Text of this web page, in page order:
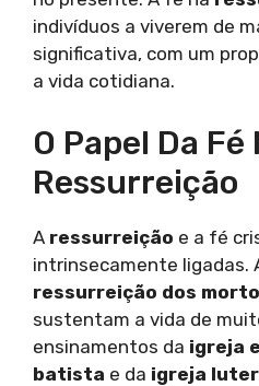
indivíduos a viverem de
significativa, com um
a vida cotidiana.
O Papel Da Fé
Ressurreição
A ressurreição e a fé
intrinsecamente ligadas.
ressurreição dos
sustentam a vida de
ensinamentos da igreja
batista e da igreja